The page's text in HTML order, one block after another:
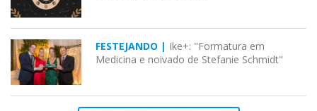
FESTEJANDO | Ike+: "Formatura em
Medicina e noivado de Stefanie Schmidt"